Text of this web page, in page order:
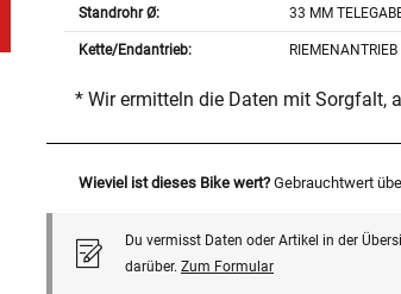
Standrohr Ø: 33 MM
Kette/Endantrieb: RIEMENANTRIEB
* Wir ermitteln die Daten mit Sorgfalt,
Wieviel ist dieses Bike wert? Gebrauchtwert
Du vermisst Daten oder Artikel in der
darüber. Zum Formular